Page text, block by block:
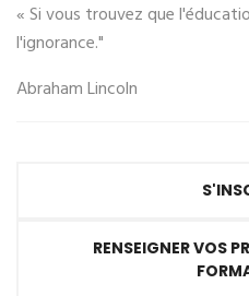
« Si vous trouvez que
l'ignorance."
Abraham Lincoln
RENSEIGNER VOS